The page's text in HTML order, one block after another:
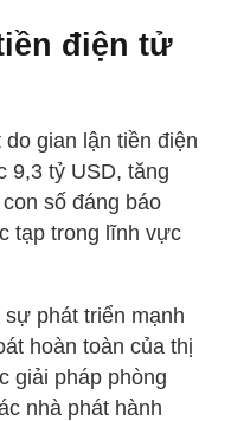
điện tử
gian lận tiền điện
9,3 tỷ USD, tăng
số đáng báo
tạp trong lĩnh vực
phát triển mạnh
hoàn toàn của thị
giải pháp phòng
nhà phát hành